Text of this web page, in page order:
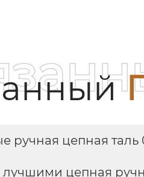
ручная цепная
лучшими цепная